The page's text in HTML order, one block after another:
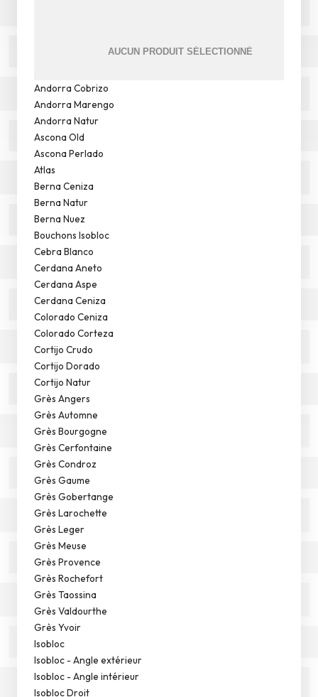
Andorra Cobrizo
Andorra Marengo
Andorra Natur
Ascona Old
Ascona Perlado
Atlas
Berna Ceniza
Berna Natur
Berna Nuez
Bouchons Isobloc
Cebra Blanco
Cerdana Aneto
Cerdana Aspe
Cerdana Ceniza
Colorado Ceniza
Colorado Corteza
Cortijo Crudo
Cortijo Dorado
Cortijo Natur
Grès Angers
Grès Automne
Grès Bourgogne
Grès Cerfontaine
Grès Condroz
Grès Gaume
Grès Gobertange
Grès Larochette
Grès Leger
Grès Meuse
Grès Provence
Grès Rochefort
Grès Taossina
Grès Valdourthe
Grès Yvoir
Isobloc
Isobloc - Angle extérieur
Isobloc - Angle intérieur
Isobloc Droit